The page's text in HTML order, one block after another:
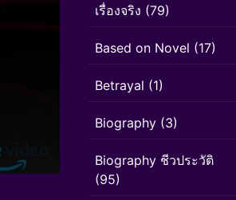
เรื่องจริง (79)
Based on Novel (17)
Betrayal (1)
Biography (3)
Biography ชีวประวัติ
(95)